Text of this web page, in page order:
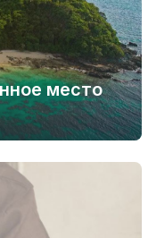
место